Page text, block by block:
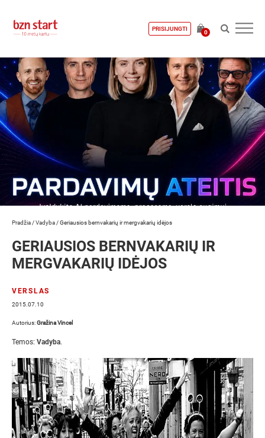
PRISIJUNGTI
0
Pradžia /Vadyba /Geriausios bernvakarių ir mergvakarių idėjos
GERIAUSIOS BERNVAKARIŲ IR
MERGVAKARIŲ IDĖJOS
VERSLAS
2015.07.10
Autorius:Gražina Vincel
Temos: Vadyba.